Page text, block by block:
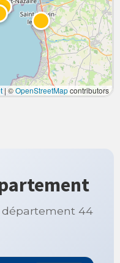
| ©OpenStreetMapcontributors
département 44